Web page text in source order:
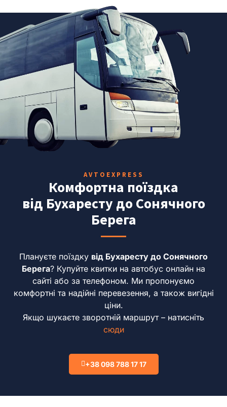
AVTOEXPRESS
Комфортна поїздка
від Бухаресту до Сонячного
Берега
Плануєте поїздку від Бухаресту до Сонячного
Берега? Купуйте квитки на автобус онлайн на
сайті або за телефоном. Ми пропонуємо
комфортні та надійні перевезення, а також вигідні
ціни.
Якщо шукаєте зворотній маршрут – натисніть
сюди
+38 098 788 17 17